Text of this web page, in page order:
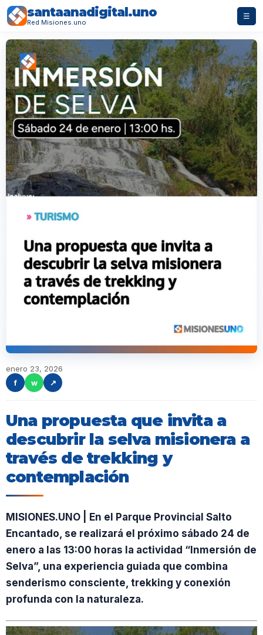
santaanadigital.uno
Red Misiones.uno
☰
enero 23, 2026
f
w ↗
Una propuesta que invita a
descubrir la selva misionera a
través de trekking y
contemplación
MISIONES.UNO | En el Parque Provincial Salto
Encantado, se realizará el próximo sábado 24 de
enero a las 13:00 horas la actividad “Inmersión de
Selva”, una experiencia guiada que combina
senderismo consciente, trekking y conexión
profunda con la naturaleza.